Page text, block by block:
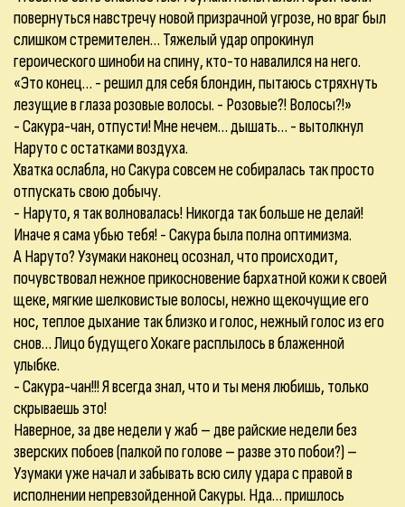
повернуться навстречу новой призрачной угрозе, но враг был
слишком стремителен… Тяжелый удар опрокинул
героического шиноби на спину, кто-то навалился на него.
«Это конец… - решил для себя блондин, пытаюсь стряхнуть
лезущие в глаза розовые волосы. - Розовые?! Волосы?!»
- Сакура-чан, отпусти! Мне нечем… дышать… - вытолкнул
Наруто с остатками воздуха.
Хватка ослабла, но Сакура совсем не собиралась так просто
отпускать свою добычу.
- Наруто, я так волновалась! Никогда так больше не делай!
Иначе я сама убью тебя! - Сакура была полна оптимизма.
А Наруто? Узумаки наконец осознал, что происходит,
почувствовал нежное прикосновение бархатной кожи к своей
щеке, мягкие шелковистые волосы, нежно щекочущие его
нос, теплое дыхание так близко и голос, нежный голос из его
снов… Лицо будущего Хокаге расплылось в блаженной
улыбке.
- Сакура-чан!!! Я всегда знал, что и ты меня любишь, только
скрываешь это!
Наверное, за две недели у жаб – две райские недели без
зверских побоев (палкой по голове – разве это побои?) –
Узумаки уже начал и забывать всю силу удара с правой в
исполнении непревзойденной Сакуры. Нда… пришлось